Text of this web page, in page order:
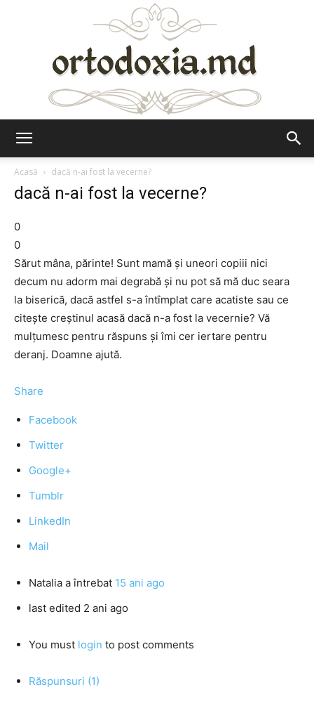
Acasă
dacă n-ai fost la vecerne?
dacă n-ai fost la vecerne?
0
0
Sărut mâna, părinte! Sunt mamă şi uneori copiii nici
decum nu adorm mai degrabă şi nu pot să mă duc seara
la biserică, dacă astfel s-a întîmplat care acatiste sau ce
citeşte creştinul acasă dacă n-a fost la vecernie? Vă
mulţumesc pentru răspuns şi îmi cer iertare pentru
deranj. Doamne ajută.
Share
Facebook
Twitter
Google+
Tumblr
LinkedIn
Mail
Natalia a întrebat 15 ani ago
last edited 2 ani ago
You must login to post comments
Răspunsuri (1)